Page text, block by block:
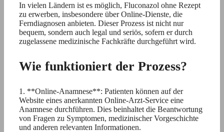
In vielen Ländern ist es möglich, Fluconazol ohne Rezept
zu erwerben, insbesondere über Online-Dienste, die
Ferndiagnosen anbieten. Dieser Prozess ist nicht nur
bequem, sondern auch legal und seriös, sofern er durch
zugelassene medizinische Fachkräfte durchgeführt wird.
Wie funktioniert der Prozess?
1. **Online-Anamnese**: Patienten können auf der
Website eines anerkannten Online-Arzt-Service eine
Anamnese durchführen. Dies beinhaltet die Beantwortung
von Fragen zu Symptomen, medizinischer Vorgeschichte
und anderen relevanten Informationen.